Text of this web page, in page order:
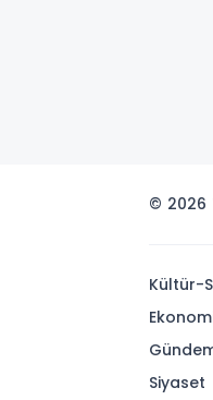
© 2026
Kültür-
Siyaset